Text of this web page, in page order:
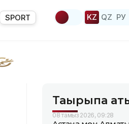
SPORT KZ QZ РУ
Тақырыпқа
08 тамыз 2026, 09:28